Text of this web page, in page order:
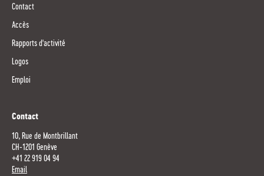
Contact
Accès
Rapports d'activité
Logos
Emploi
Contact
10, Rue de Montbrillant
CH-1201 Genève
+41 22 919 04 94
Email